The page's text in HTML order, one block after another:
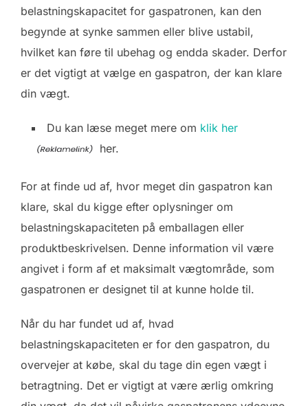
belastningskapacitet for gaspatronen, kan den
begynde at synke sammen eller blive ustabil,
hvilket kan føre til ubehag og endda skader. Derfor
er det vigtigt at vælge en gaspatron, der kan klare
din vægt.
Du kan læse meget mere om klik her
her.
For at finde ud af, hvor meget din gaspatron kan
klare, skal du kigge efter oplysninger om
belastningskapaciteten på emballagen eller
produktbeskrivelsen. Denne information vil være
angivet i form af et maksimalt vægtområde, som
gaspatronen er designet til at kunne holde til.
Når du har fundet ud af, hvad
belastningskapaciteten er for den gaspatron, du
overvejer at købe, skal du tage din egen vægt i
betragtning. Det er vigtigt at være ærlig omkring